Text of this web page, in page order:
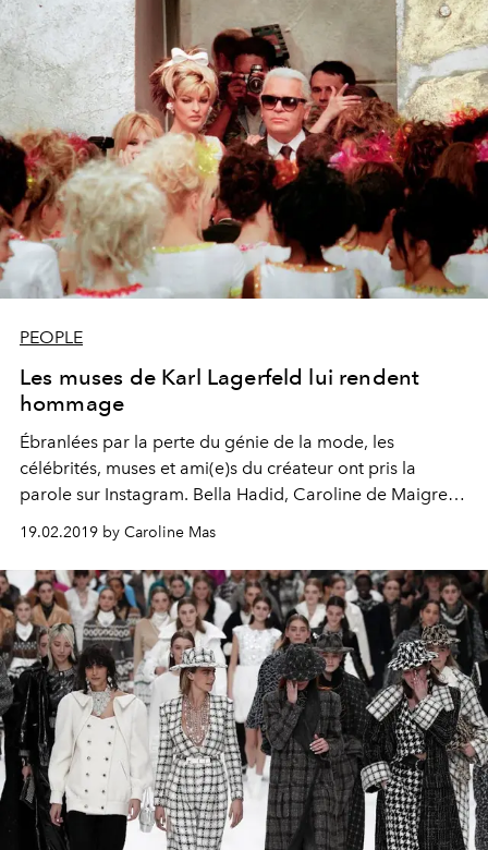
PEOPLE
Les muses de Karl Lagerfeld lui rendent
hommage
Ébranlées par la perte du génie de la mode, les
célébrités, muses et ami(e)s du créateur ont pris la
parole sur Instagram. Bella Hadid, Caroline de Maigret,
Pharrell Williams, Michel Gaubert,... ils ont contribué à la
vision de leur maître et ont décidé de lui rendre
hommage en quelques caractères. Entre nostalgie,
humilité et gratitude, leurs messages ne pouvaient être
plus frappants de sincérité.
19.02.2019 by Caroline Mas